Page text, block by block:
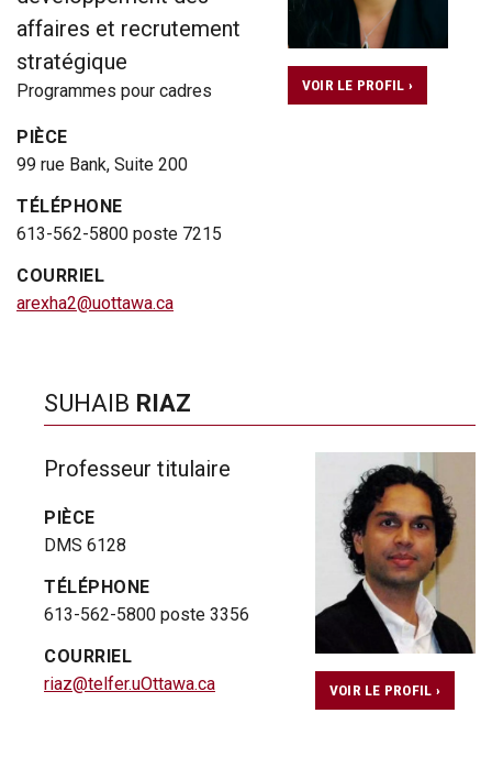
affaires et recrutement
stratégique
Programmes pour cadres
PIÈCE
99 rue Bank, Suite 200
TÉLÉPHONE
613-562-5800 poste 7215
COURRIEL
arexha2@uottawa.ca
VOIR LE PROFIL ›
SUHAIB RIAZ
Professeur titulaire
PIÈCE
DMS 6128
TÉLÉPHONE
613-562-5800 poste 3356
COURRIEL
riaz@telfer.uOttawa.ca
VOIR LE PROFIL ›